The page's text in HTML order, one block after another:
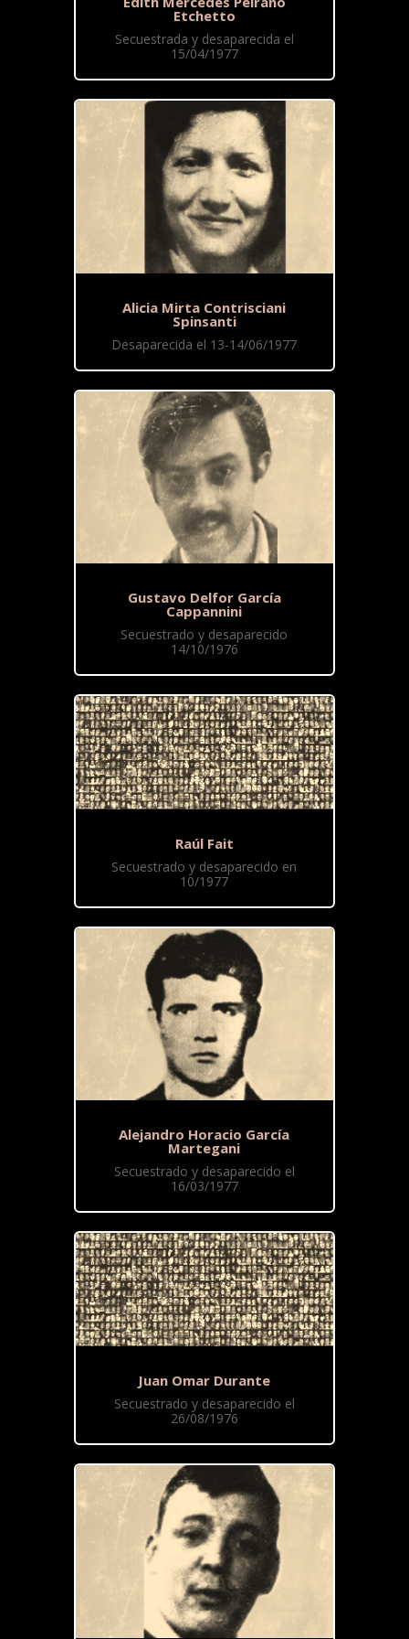
Etchetto
Secuestrada y desaparecida el
15/04/1977
Alicia Mirta Contrisciani
Spinsanti
Desaparecida el 13-14/06/1977
Gustavo Delfor García
Cappannini
Secuestrado y desaparecido
14/10/1976
Raúl Fait
Secuestrado y desaparecido en
10/1977
Alejandro Horacio García
Martegani
Secuestrado y desaparecido el
16/03/1977
Juan Omar Durante
Secuestrado y desaparecido el
26/08/1976